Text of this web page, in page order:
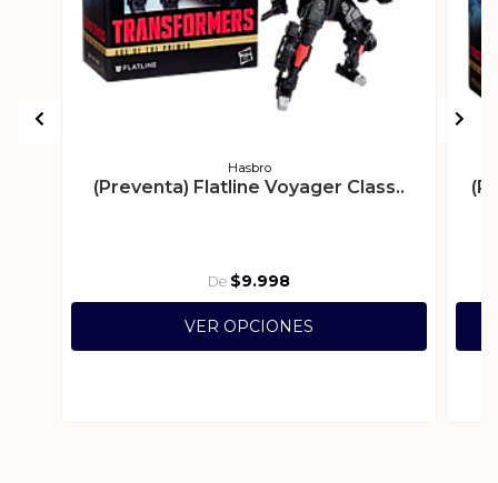
Hasbro
(Preventa) Flatline Voyager Class..
De $9.998
VER OPCIONES